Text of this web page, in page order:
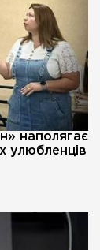
наполягає
улюбленців